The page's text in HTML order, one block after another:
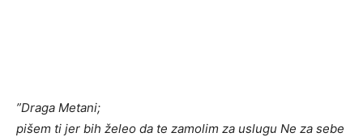
”Draga Metani;
pišem ti jer bih želeo da te zamolim za uslugu Ne za sebe